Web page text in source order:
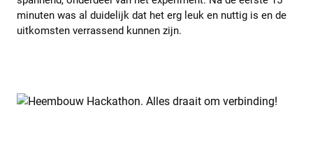
minuten was al duidelijk dat het erg leuk en nuttig is en de
uitkomsten verrassend kunnen zijn.